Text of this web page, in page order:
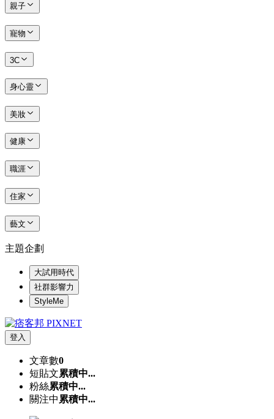
親子
寵物
3C
身心靈
美妝
健康
職涯
住家
藝文
主題企劃
大試用時代
社群影響力
StyleMe
登入
文章數0
短貼文累積中...
粉絲累積中...
關注中 累積中...